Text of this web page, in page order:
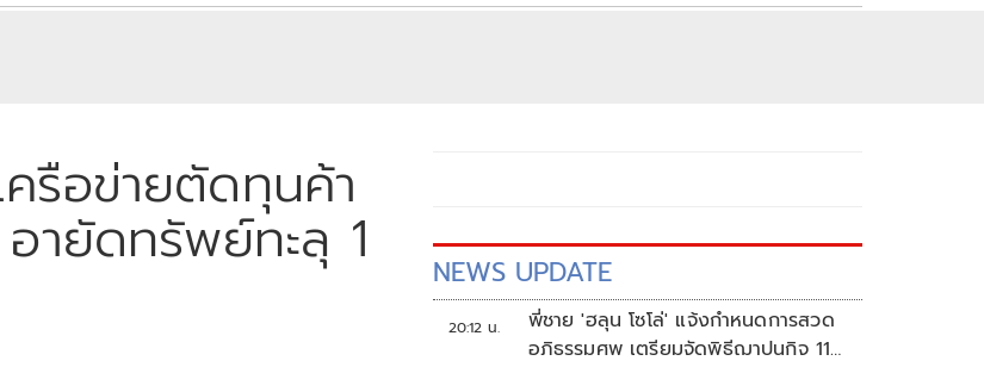
รือข่ายตัดทุนค้า
ายัดทรัพย์ทะลุ 1 NEWS UPDATE
20:12 น.
พี่ชาย 'ฮลุน โซโล่' แจ้งกำหนดการสวด
อภิธรรมศพ เตรียมจัดพิธีฌาปนกิจ 11